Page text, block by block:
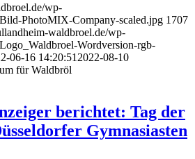
wp-
PhotoMIX-Company-scaled.jpg 1707
waldbroel.de/wp-
Wordversion-rgb-
06-16 14:20:51 2022-08-10
für Waldbröl
berichtet: Tag der
Gymnasiasten